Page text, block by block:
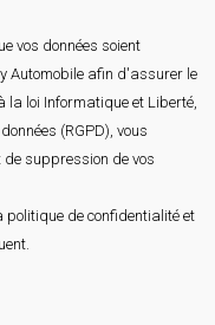
vos données soient
Automobile afin d'assurer le
la loi Informatique et Liberté,
(RGPD), vous
suppression de vos
politique de confidentialité et